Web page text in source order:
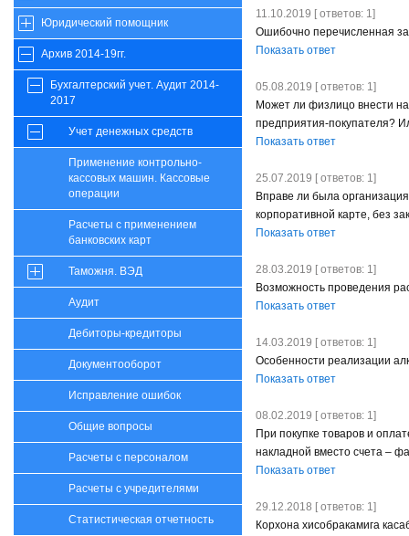
Юридический помощник
Архив 2014-19гг.
Бухгалтерский учет. Аудит 2014-
2017
Учет денежных средств
Применение контрольно-
кассовых машин. Кассовые
операции
Расчеты с применением
банковских карт
Таможня. ВЭД
Аудит
Дебиторы-кредиторы
Документооборот
Исправление ошибок
Общие вопросы
Расчеты с персоналом
Расчеты с учредителями
Статистическая отчетность
11.10.2019 [ ответов: 1]
Ошибочно перечисленная
Показать ответ
05.08.2019 [ ответов: 1]
Может ли физлицо внести
предприятия-покупателя?
Показать ответ
25.07.2019 [ ответов: 1]
Вправе ли была
корпоративной карте, без
Показать ответ
28.03.2019 [ ответов: 1]
Возможность проведения
Показать ответ
14.03.2019 [ ответов: 1]
Особенности реализации
Показать ответ
08.02.2019 [ ответов: 1]
При покупке товаров и
накладной вместо счета –
Показать ответ
29.12.2018 [ ответов: 1]
Корхона хисобракамига